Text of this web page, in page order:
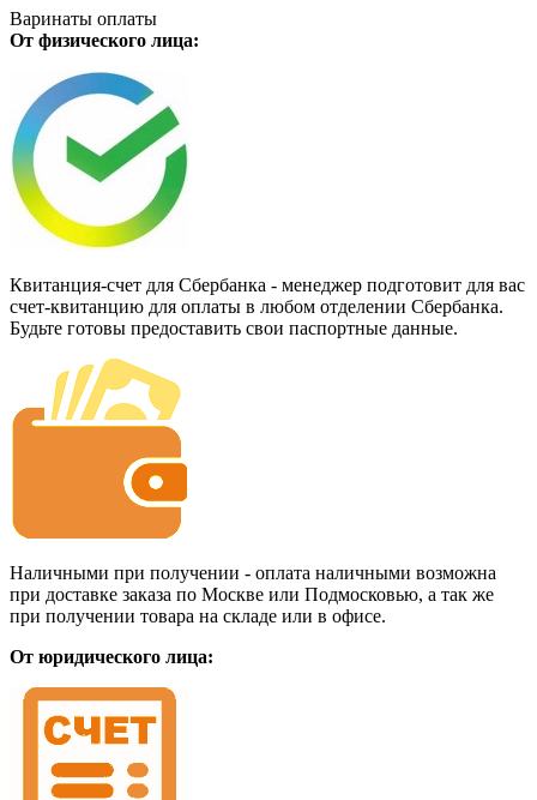
Варинаты оплаты
От физического лица:
Квитанция-счет для Сбербанка - менеджер подготовит для вас
счет-квитанцию для оплаты в любом отделении Сбербанка.
Будьте готовы предоставить свои паспортные данные.
Наличными при получении - оплата наличными возможна
при доставке заказа по Москве или Подмосковью, а так же
при получении товара на складе или в офисе.
От юридического лица: